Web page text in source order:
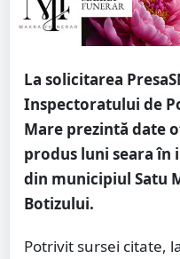
La solicitarea
Inspectoratului de
Mare prezintă date
produs luni seara
din municipiul Satu
Botizului.
Potrivit sursei citate,